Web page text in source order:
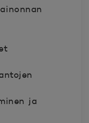
ja